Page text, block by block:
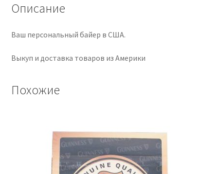
Описание
Ваш персональный байер в США.
Выкуп и доставка товаров из Америки
Похожие